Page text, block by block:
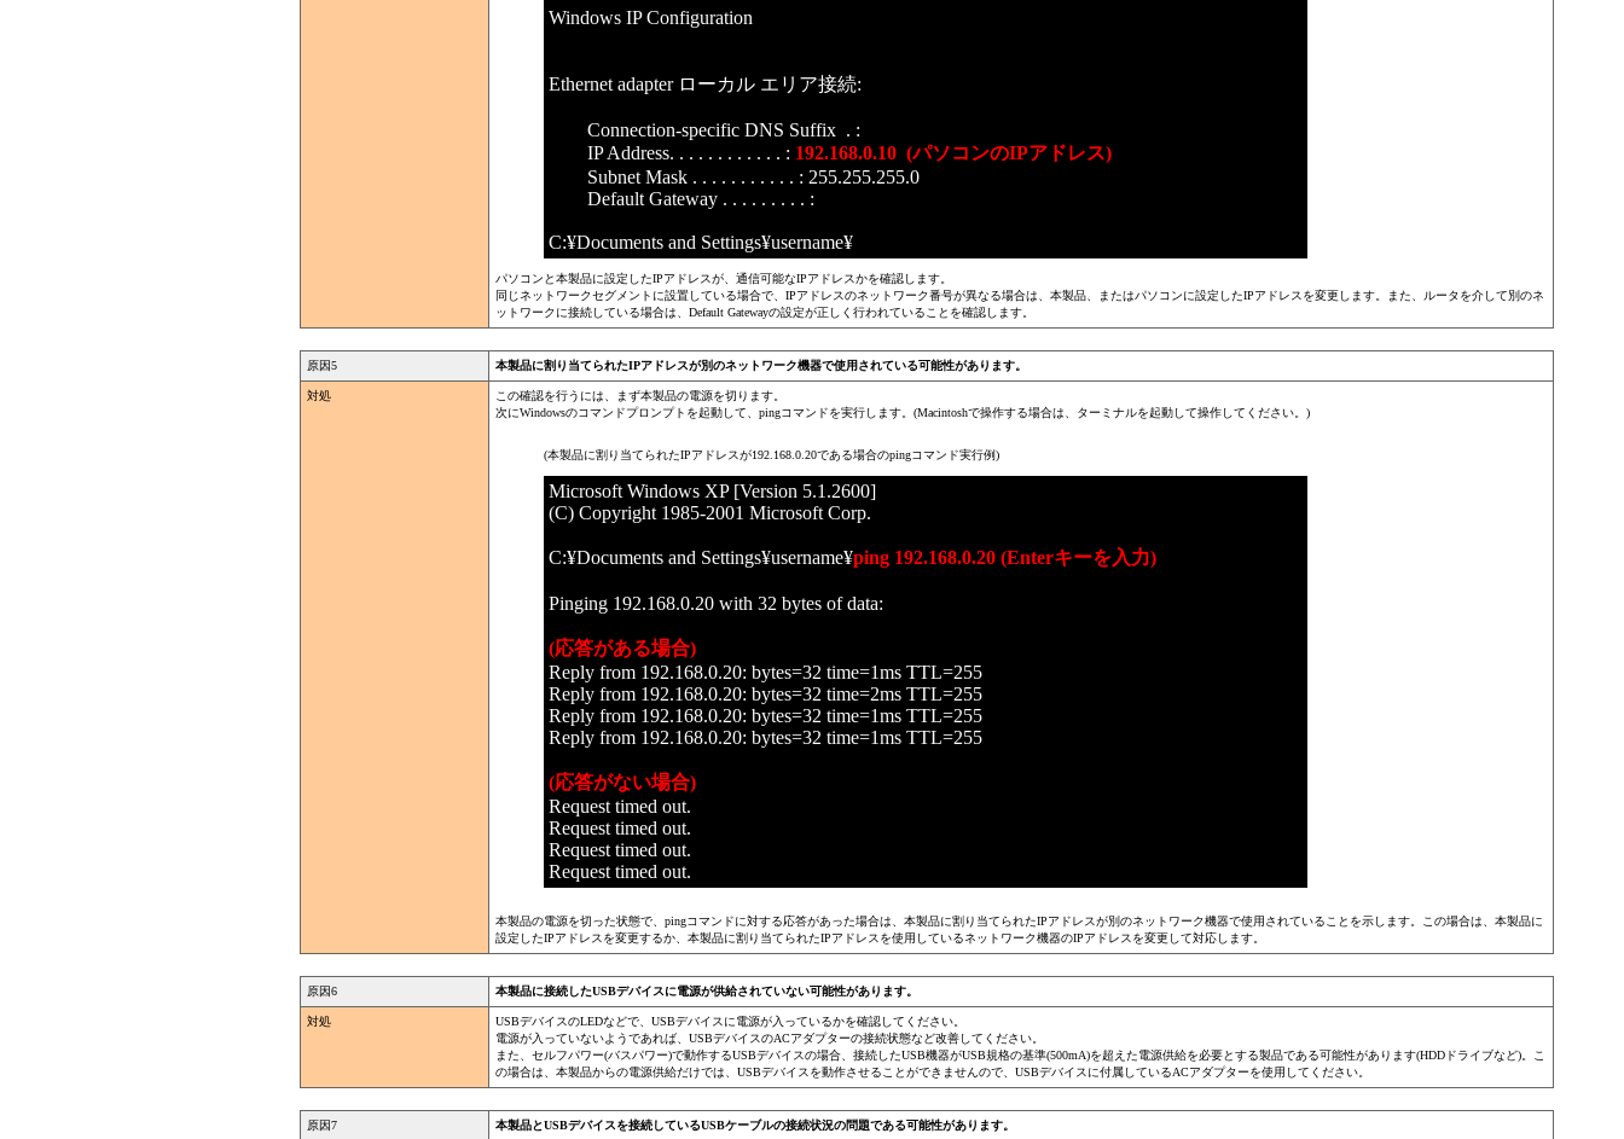
Windows IP Configuration
Ethernet adapter ローカル エリア接続:
Connection-specific DNS Suffix . :
IP Address. . . . . . . . . . . . : 192.168.0.10 (パソコンのIPアドレス)
Subnet Mask . . . . . . . . . . . : 255.255.255.0
Default Gateway . . . . . . . . . :
C:¥Documents and Settings¥username¥
パソコンと本製品に設定したIPアドレスが、通信可能なIPアドレスかを確認します。
同じネットワークセグメントに設置している場合で、IPアドレスのネットワーク番号が異なる場合は、本製品、またはパソコンに設定したIPアドレスを変更します。また、ルータを介して別のネ
ットワークに接続している場合は、Default Gatewayの設定が正しく行われていることを確認します。
原因5 本製品に割り当てられたIPアドレスが別のネットワーク機器で使用されている可能性があります。
対処
この確認を行うには、まず本製品の電源を切ります。
次にWindowsのコマンドプロンプトを起動して、pingコマンドを実行します。(Macintoshで操作する場合は、ターミナルを起動して操作してください。)
(本製品に割り当てられたIPアドレスが192.168.0.20である場合のpingコマンド実行例)
Microsoft Windows XP [Version 5.1.2600]
(C) Copyright 1985-2001 Microsoft Corp.
C:¥Documents and Settings¥username¥ping 192.168.0.20 (Enterキーを入力)
Pinging 192.168.0.20 with 32 bytes of data:
(応答がある場合)
Reply from 192.168.0.20: bytes=32 time=1ms TTL=255
Reply from 192.168.0.20: bytes=32 time=2ms TTL=255
Reply from 192.168.0.20: bytes=32 time=1ms TTL=255
Reply from 192.168.0.20: bytes=32 time=1ms TTL=255
(応答がない場合)
Request timed out.
Request timed out.
Request timed out.
Request timed out.
本製品の電源を切った状態で、pingコマンドに対する応答があった場合は、本製品に割り当てられたIPアドレスが別のネットワーク機器で使用されていることを示します。この場合は、本製品に
設定したIPアドレスを変更するか、本製品に割り当てられたIPアドレスを使用しているネットワーク機器のIPアドレスを変更して対応します。
原因6 本製品に接続したUSBデバイスに電源が供給されていない可能性があります。
対処
USBデバイスのLEDなどで、USBデバイスに電源が入っているかを確認してください。
電源が入っていないようであれば、USBデバイスのACアダプターの接続状態など改善してください。
また、セルフパワー(バスパワー)で動作するUSBデバイスの場合、接続したUSB機器がUSB規格の基準(500mA)を超えた電源供給を必要とする製品である可能性があります(HDDドライブなど)。こ
の場合は、本製品からの電源供給だけでは、USBデバイスを動作させることができませんので、USBデバイスに付属しているACアダプターを使用してください。
原因7 本製品とUSBデバイスを接続しているUSBケーブルの接続状況の問題である可能性があります。